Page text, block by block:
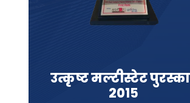
उत्कृष्ट मल्टीस्टेट
२०१५